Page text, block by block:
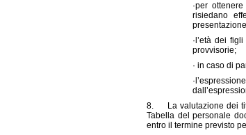
·per
risiedano
·l’età dei
provvisorie;
· in caso di
8. La valutazione dei
Tabella del personale
entro il termine previsto